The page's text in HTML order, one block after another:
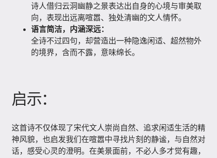
诗人借归云洞幽静之景表达出自身的心境与审美取
向，表现出远离喧嚣、独处清幽的文人情怀。
语言简洁，内涵深远：
全诗不过四句，却营造出一种隐逸闲适、超然物外
的境界，含而不露，意味绵长。
启示：
这首诗不仅体现了宋代文人崇尚自然、追求闲适生活的精
神风貌，也启发我们在喧嚣中寻找片刻的静谧，与自然对
话，感受心灵的澄明。在美景面前，不必人多才觉有趣，